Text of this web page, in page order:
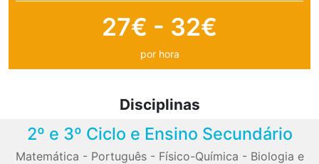
27€ - 32€
por hora
Disciplinas
2º e 3º Ciclo e Ensino Secundário
Matemática - Português- Físico-Química - Biologia e